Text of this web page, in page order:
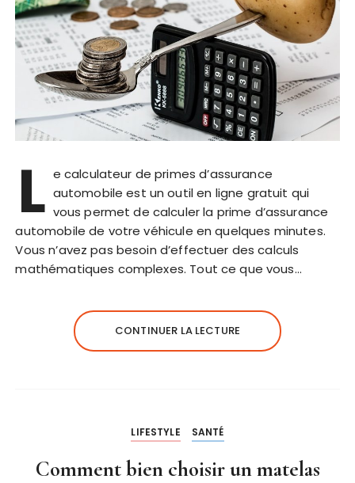
L e calculateur de primes d’assurance
automobile est un outil en ligne gratuit qui
vous permet de calculer la prime d’assurance
automobile de votre véhicule en quelques minutes.
Vous n’avez pas besoin d’effectuer des calculs
mathématiques complexes. Tout ce que vous…
CONTINUER LA LECTURE
LIFESTYLE SANTÉ
Comment bien choisir un matelas